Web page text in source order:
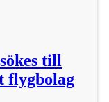
till
flygbolag